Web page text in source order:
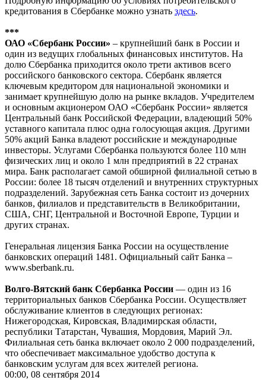
кредитования в Сбербанке можно узнать здесь.
***
ОАО «Сбербанк России» – крупнейший банк в России и
один из ведущих глобальных финансовых институтов. На
долю Сбербанка приходится около трети активов всего
российского банковского сектора. Сбербанк является
ключевым кредитором для национальной экономики и
занимает крупнейшую долю на рынке вкладов. Учредителем
и основным акционером ОАО «Сбербанк России» является
Центральный банк Российской Федерации, владеющий 50%
уставного капитала плюс одна голосующая акция. Другими
50% акций Банка владеют российские и международные
инвесторы. Услугами Сбербанка пользуются более 110 млн
физических лиц и около 1 млн предприятий в 22 странах
мира. Банк располагает самой обширной филиальной сетью в
России: более 18 тысяч отделений и внутренних структурных
подразделений. Зарубежная сеть Банка состоит из дочерних
банков, филиалов и представительств в Великобритании,
США, СНГ, Центральной и Восточной Европе, Турции и
других странах.
Генеральная лицензия Банка России на осуществление
банковских операций 1481. Официальный сайт Банка –
www.sberbank.ru.
Волго-Вятский банк Сбербанка России — один из 16
территориальных банков Сбербанка России. Осуществляет
обслуживание клиентов в следующих регионах:
Нижегородская, Кировская, Владимирская области,
республики Татарстан, Чувашия, Мордовия, Марий Эл.
Филиальная сеть банка включает около 2 000 подразделений,
что обеспечивает максимальное удобство доступа к
банковским услугам для всех жителей региона.
00:00, 08 сентября 2014